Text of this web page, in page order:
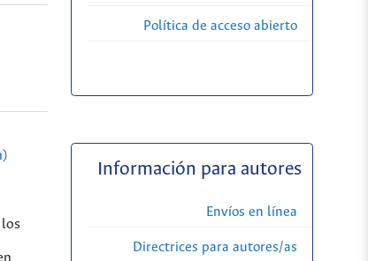
los
Política de acceso abierto
Información para autores
Envíos en línea
Directrices para autores/as